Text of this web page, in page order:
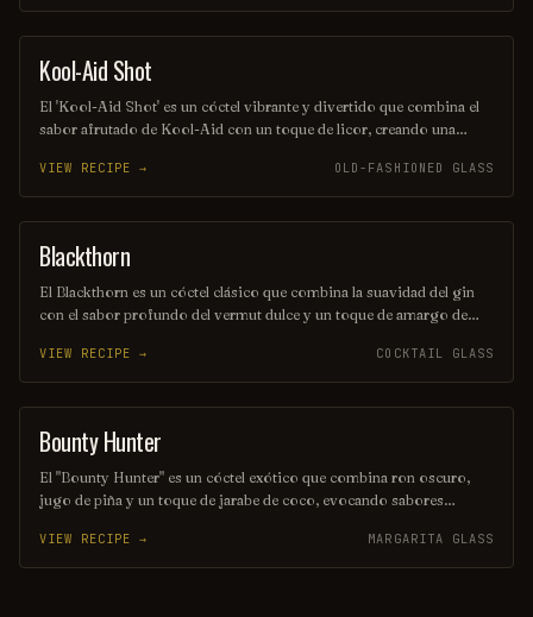
aroma. Ideal para cualquier ocasión, es una opción popular entre los
amantes de los cócteles.
SHOT
Kool-Aid Shot
El 'Kool-Aid Shot' es un cóctel vibrante y divertido que combina el
sabor afrutado de Kool-Aid con un toque de licor, creando una
reuniones, este trago es fácil de preparar y seguro que alegrará el
ambiente. ¡Disfrútalo frío y comparte la diversión!
VIEW RECIPE → OLD-FASHIONED GLASS
ORDINARY DRINK
Blackthorn
El Blackthorn es un cóctel clásico que combina la suavidad del gin
con el sabor profundo del vermut dulce y un toque de amargo de
equilibrado, lo convierten en una opción perfecta para quienes
buscan una bebida elegante y sofisticada. Ideal para disfrutar en una
noche especial o como aperitivo antes de una cena.
VIEW RECIPE → COCKTAIL GLASS
COCKTAIL
Bounty Hunter
El "Bounty Hunter" es un cóctel exótico que combina ron oscuro,
jugo de piña y un toque de jarabe de coco, evocando sabores
rodaja de piña y una cereza, este trago es perfecto para aquellos que
buscan una aventura refrescante en cada sorbo. Ideal para disfrutar
VIEW RECIPE → MARGARITA GLASS